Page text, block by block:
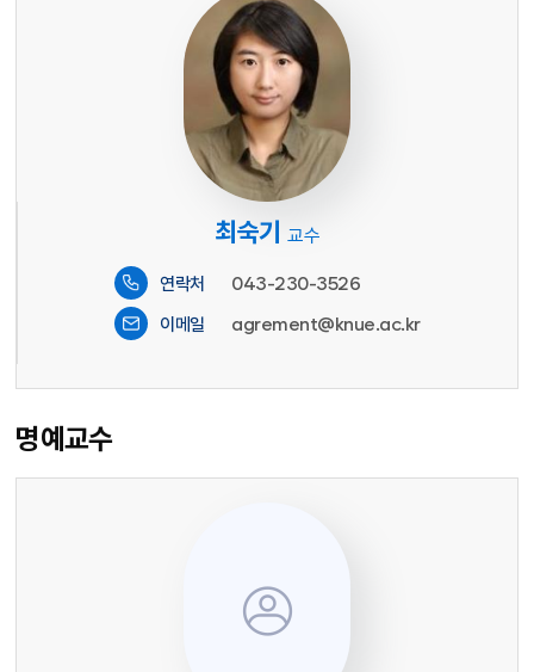
최숙기 교수
연락처 043-230-3526
이메일 agrement@knue.ac.kr
명예교수